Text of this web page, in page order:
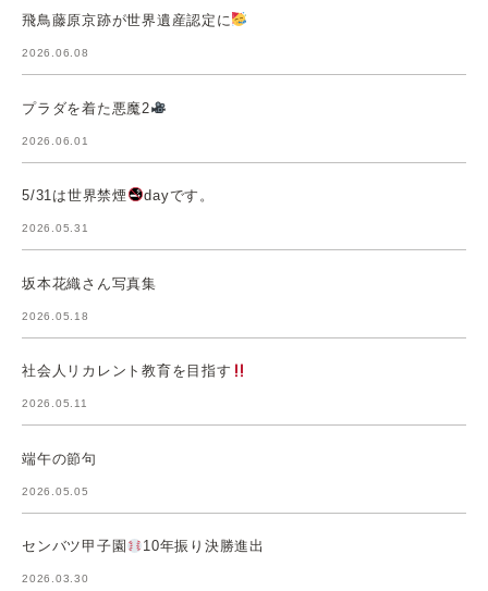
飛鳥藤原京跡が世界遺産認定に
2026.06.08
プラダを着た悪魔2
2026.06.01
5/31は世界禁煙 dayです。
2026.05.31
坂本花織さん写真集
2026.05.18
社会人リカレント教育を目指す
2026.05.11
端午の節句
2026.05.05
センバツ甲子園 10年振り決勝進出
2026.03.30